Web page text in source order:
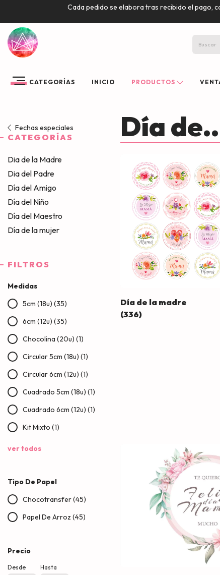
Cada pedido se elabora tras recibido el pago,
CATEGORÍAS INICIO PRODUCTOS
Fechas especiales
CATEGORÍAS
Dia de la Madre
Dia del Padre
Día del Amigo
Día del Niño
Día del Maestro
Día de la mujer
FILTROS
Medidas
5cm (18u) (35)
6cm (12u) (35)
Chocolina (20u) (1)
Circular 5cm (18u) (1)
Circular 6cm (12u) (1)
Cuadrado 5cm (18u) (1)
Cuadrado 6cm (12u) (1)
Kit Mixto (1)
ver todos
Tipo De Papel
Chocotransfer (45)
Papel De Arroz (45)
Precio
Desde Hasta
Día
Día de la madre
(336)